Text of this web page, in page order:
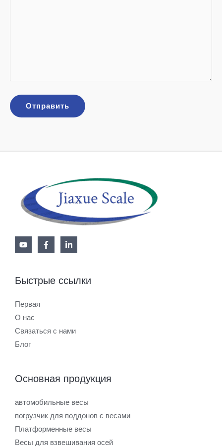
Быстрые ссылки
Первая
О нас
Связаться с нами
Блог
Основная продукция
автомобильные весы
погрузчик для поддонов с весами
Платформенные весы
Весы для взвешивания осей